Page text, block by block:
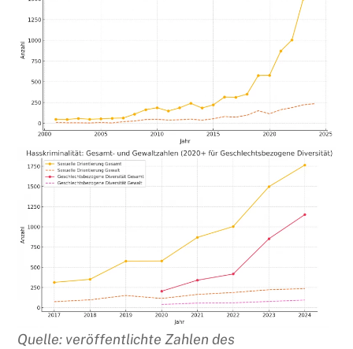
Quelle: veröffentlichte Zahlen des